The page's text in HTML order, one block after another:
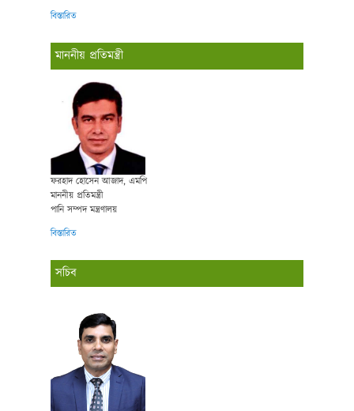
বিস্তারিত
মাননীয় প্রতিমন্ত্রী
ফরহাদ হোসেন আজাদ, এমপি
মাননীয় প্রতিমন্ত্রী
পানি সম্পদ মন্ত্রণালয়
বিস্তারিত
সচিব